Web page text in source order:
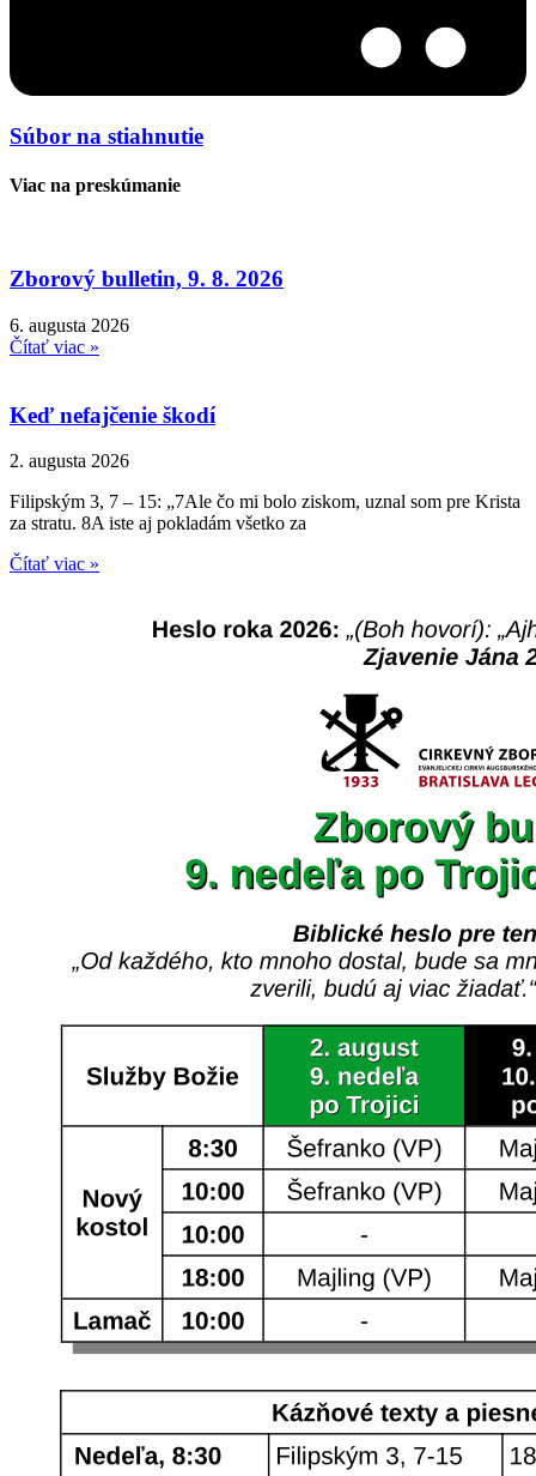
Súbor na stiahnutie
Viac na preskúmanie
Zborový bulletin, 9. 8. 2026
6. augusta 2026
Čítať viac »
Keď nefajčenie škodí
2. augusta 2026
Filipským 3, 7 – 15: „7Ale čo mi bolo ziskom, uznal som pre Krista
za stratu. 8A iste aj pokladám všetko za
Čítať viac »